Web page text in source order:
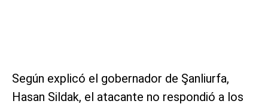
Según explicó el gobernador de Şanliurfa,
Hasan Sildak, el atacante no respondió a los